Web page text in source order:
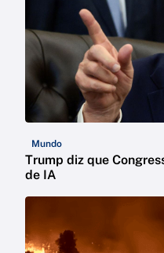
Mundo
Trump diz que
de IA